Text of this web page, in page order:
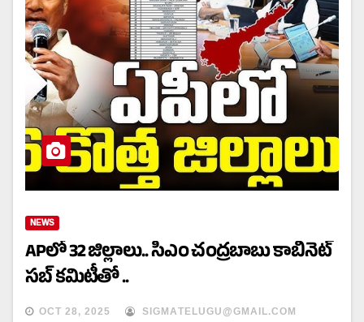
NEWS
APలో 32 జిల్లాలు.. సీఎం చంద్రబాబు కాబినెట్
సబ్ కమిటీతో ..
OCT 28, 2025 SIGMATELUGU@GMAIL.COM